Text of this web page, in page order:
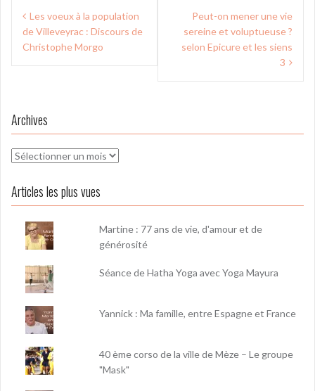
Navigation
de
l’article
Les voeux à la population
de Villeveyrac : Discours de
Christophe Morgo
Peut-on mener une vie
sereine et voluptueuse ?
selon Epicure et les siens
3
Archives
Archives
Articles les plus vues
Martine : 77 ans de vie, d'amour et de
générosité
Séance de Hatha Yoga avec Yoga Mayura
Yannick : Ma famille, entre Espagne et France
40 ème corso de la ville de Mèze – Le groupe
"Mask"